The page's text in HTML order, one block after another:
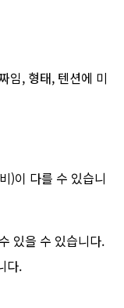
임, 형태, 텐션에 미
)이 다를 수 있습니
있을 수 있습니다.
다.